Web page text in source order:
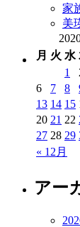
家
美
月 火 水
« 12月
1
6
7 8
13 14 15
20 21 22
27 28 29
アー